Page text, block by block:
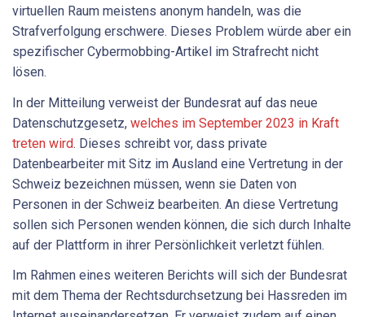
virtuellen Raum meistens anonym handeln, was die
Strafverfolgung erschwere. Dieses Problem würde aber ein
spezifischer Cybermobbing-Artikel im Strafrecht nicht
lösen.
In der Mitteilung verweist der Bundesrat auf das neue
Datenschutzgesetz, welches im September 2023 in Kraft
treten wird. Dieses schreibt vor, dass private
Datenbearbeiter mit Sitz im Ausland eine Vertretung in der
Schweiz bezeichnen müssen, wenn sie Daten von
Personen in der Schweiz bearbeiten. An diese Vertretung
sollen sich Personen wenden können, die sich durch Inhalte
auf der Plattform in ihrer Persönlichkeit verletzt fühlen.
Im Rahmen eines weiteren Berichts will sich der Bundesrat
mit dem Thema der Rechtsdurchsetzung bei Hassreden im